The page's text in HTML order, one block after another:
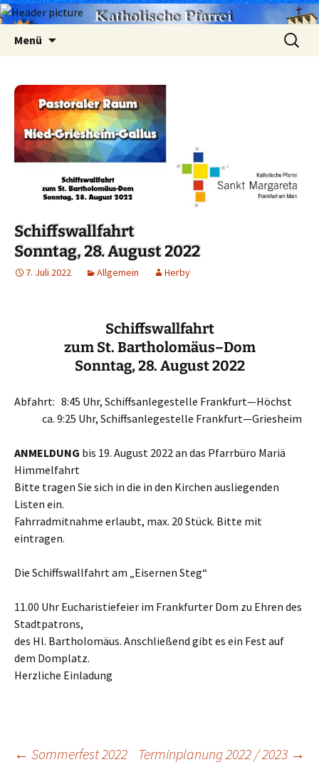
Menü
Suchen
nach:
Schiffswallfahrt
Sonntag, 28. August 2022
7. Juli 2022 Allgemein Herby
Schiffswallfahrt
zum St. Bartholomäus–Dom
Sonntag,28. August 2022
Abfahrt: 8:45 Uhr, Schiffsanlegestelle Frankfurt—Höchst
ca. 9:25 Uhr, Schiffsanlegestelle Frankfurt—Griesheim
ANMELDUNG bis 19. August 2022 an das Pfarrbüro Mariä
Himmelfahrt
Bitte tragen Sie sich in die in den Kirchen ausliegenden
Listen ein.
Fahrradmitnahme erlaubt, max. 20 Stück. Bitte mit
eintragen.
Die Schiffswallfahrt am „Eisernen Steg“
11.00 Uhr Eucharistiefeier im Frankfurter Dom zu Ehren des
Stadtpatrons,
des Hl. Bartholomäus. Anschließend gibt es ein Fest auf
dem Domplatz.
Herzliche Einladung
← Sommerfest 2022 Terminplanung 2022 / 2023 →